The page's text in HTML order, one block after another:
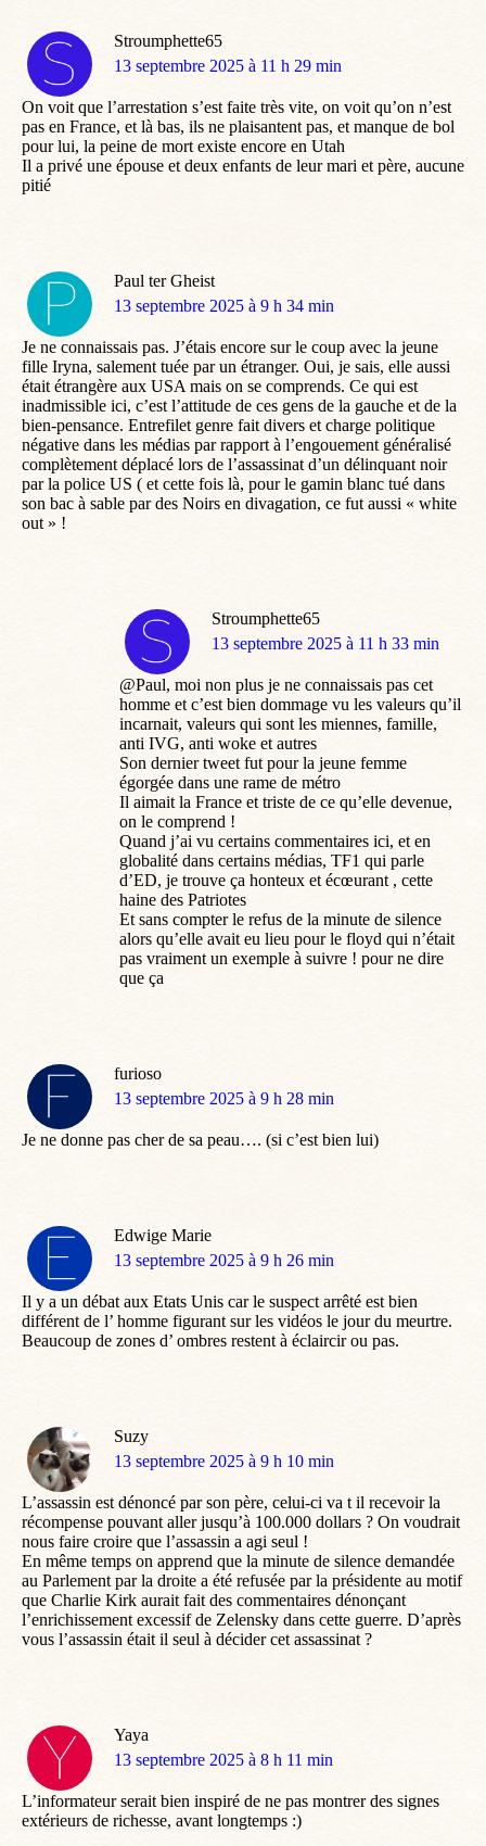
Stroumphette65
dit
13 septembre 2025 à 11 h 29 min
On voit que l’arrestation s’est faite très vite, on voit qu’on n’est
pas en France, et là bas, ils ne plaisantent pas, et manque de bol
pour lui, la peine de mort existe encore en Utah
Il a privé une épouse et deux enfants de leur mari et père, aucune
pitié
Paul ter Gheist
dit
13 septembre 2025 à 9 h 34 min
Je ne connaissais pas. J’étais encore sur le coup avec la jeune
fille Iryna, salement tuée par un étranger. Oui, je sais, elle aussi
était étrangère aux USA mais on se comprends. Ce qui est
inadmissible ici, c’est l’attitude de ces gens de la gauche et de la
bien-pensance. Entrefilet genre fait divers et charge politique
négative dans les médias par rapport à l’engouement généralisé
complètement déplacé lors de l’assassinat d’un délinquant noir
par la police US ( et cette fois là, pour le gamin blanc tué dans
son bac à sable par des Noirs en divagation, ce fut aussi « white
out » !
Stroumphette65
dit
13 septembre 2025 à 11 h 33 min
@Paul, moi non plus je ne connaissais pas cet
homme et c’est bien dommage vu les valeurs qu’il
incarnait, valeurs qui sont les miennes, famille,
anti IVG, anti woke et autres
Son dernier tweet fut pour la jeune femme
égorgée dans une rame de métro
Il aimait la France et triste de ce qu’elle devenue,
on le comprend !
Quand j’ai vu certains commentaires ici, et en
globalité dans certains médias, TF1 qui parle
d’ED, je trouve ça honteux et écœurant , cette
haine des Patriotes
Et sans compter le refus de la minute de silence
alors qu’elle avait eu lieu pour le floyd qui n’était
pas vraiment un exemple à suivre ! pour ne dire
que ça
furioso
dit
13 septembre 2025 à 9 h 28 min
Je ne donne pas cher de sa peau…. (si c’est bien lui)
Edwige Marie
dit
13 septembre 2025 à 9 h 26 min
Il y a un débat aux Etats Unis car le suspect arrêté est bien
différent de l’ homme figurant sur les vidéos le jour du meurtre.
Beaucoup de zones d’ ombres restent à éclaircir ou pas.
Suzy
dit
13 septembre 2025 à 9 h 10 min
L’assassin est dénoncé par son père, celui-ci va t il recevoir la
récompense pouvant aller jusqu’à 100.000 dollars ? On voudrait
nous faire croire que l’assassin a agi seul !
En même temps on apprend que la minute de silence demandée
au Parlement par la droite a été refusée par la présidente au motif
que Charlie Kirk aurait fait des commentaires dénonçant
l’enrichissement excessif de Zelensky dans cette guerre. D’après
vous l’assassin était il seul à décider cet assassinat ?
Yaya
dit
13 septembre 2025 à 8 h 11 min
L’informateur serait bien inspiré de ne pas montrer des signes
extérieurs de richesse, avant longtemps :)